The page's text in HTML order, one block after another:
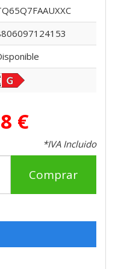
€
*IVA Incluido
Comprar